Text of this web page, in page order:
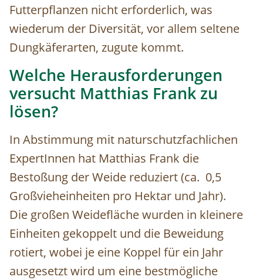
Futterpflanzen nicht erforderlich, was
wiederum der Diversität, vor allem seltene
Dungkäferarten, zugute kommt.
Welche Herausforderungen
versucht Matthias Frank zu
lösen?
In Abstimmung mit naturschutzfachlichen
ExpertInnen hat Matthias Frank die
Bestoßung der Weide reduziert (ca. 0,5
Großvieheinheiten pro Hektar und Jahr).
Die großen Weidefläche wurden in kleinere
Einheiten gekoppelt und die Beweidung
rotiert, wobei je eine Koppel für ein Jahr
ausgesetzt wird um eine bestmögliche